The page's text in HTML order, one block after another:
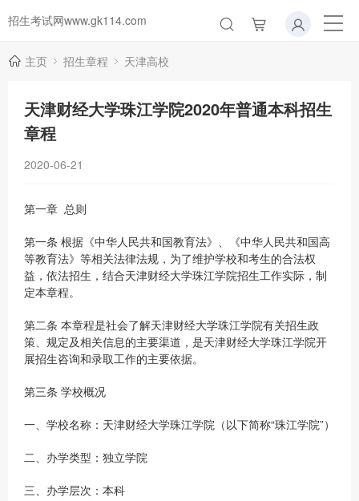
招生考试网www.gk114.com
主页 招生章程 天津高校
天津财经大学珠江学院2020年普通本科招生
章程
2020-06-21
第一章 总则
第一条 根据《中华人民共和国教育法》、《中华人民共和国高
等教育法》等相关法律法规，为了维护学校和考生的合法权
益，依法招生，结合天津财经大学珠江学院招生工作实际，制
定本章程。
第二条 本章程是社会了解天津财经大学珠江学院有关招生政
策、规定及相关信息的主要渠道，是天津财经大学珠江学院开
展招生咨询和录取工作的主要依据。
第三条 学校概况
一、学校名称：天津财经大学珠江学院（以下简称“珠江学院”）
二、办学类型：独立学院
三、办学层次：本科